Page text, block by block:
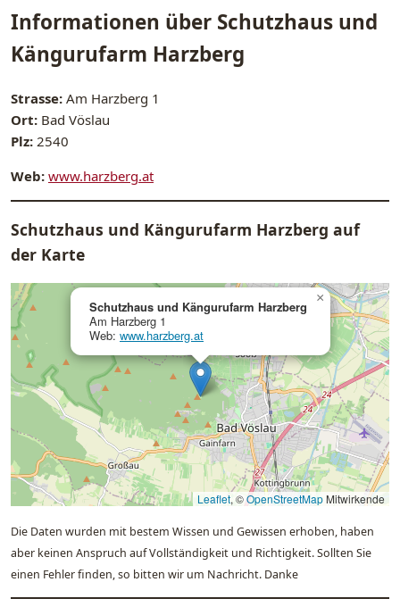
Informationen über Schutzhaus und
Kängurufarm Harzberg
Strasse: Am Harzberg 1
Ort: Bad Vöslau
Plz: 2540
Web: www.harzberg.at
Schutzhaus und Kängurufarm Harzberg auf
der Karte
Schutzhaus und Kängurufarm Harzberg
Am Harzberg 1
Web: www.harzberg.at
×
Leaflet, ©OpenStreetMap Mitwirkende
Die Daten wurden mit bestem Wissen und Gewissen erhoben, haben
aber keinen Anspruch auf Vollständigkeit und Richtigkeit. Sollten Sie
einen Fehler finden, so bitten wir um Nachricht. Danke